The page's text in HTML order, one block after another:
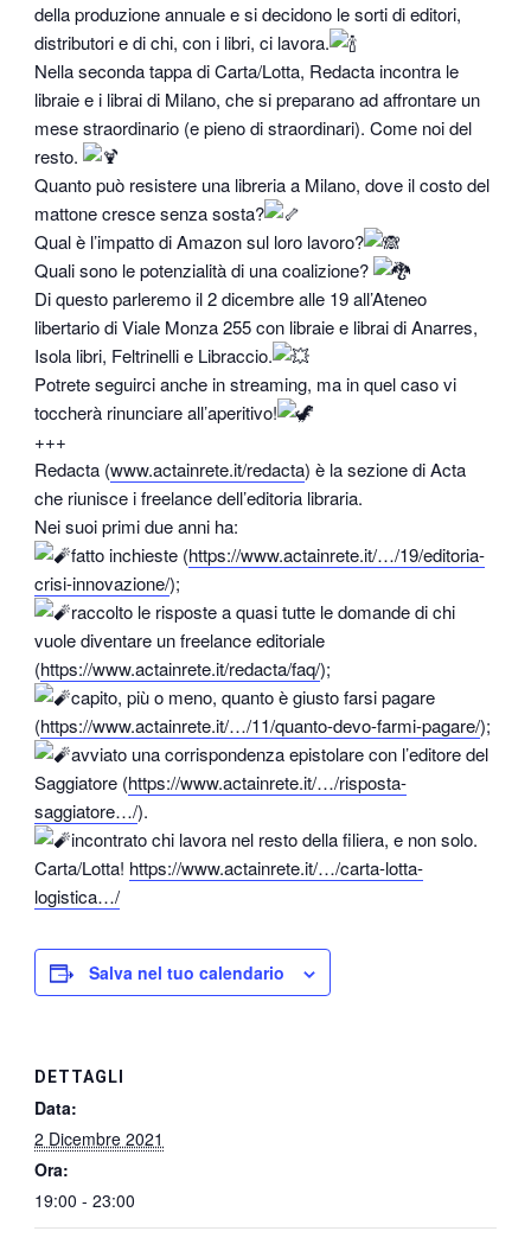
della produzione annuale e si decidono le sorti di editori,
distributori e di chi, con i libri, ci lavora.
Nella seconda tappa di Carta/Lotta, Redacta incontra le
libraie e i librai di Milano, che si preparano ad affrontare un
mese straordinario (e pieno di straordinari). Come noi del
resto.
Quanto può resistere una libreria a Milano, dove il costo del
mattone cresce senza sosta?
Qual è l’impatto di Amazon sul loro lavoro?
Quali sono le potenzialità di una coalizione?
Di questo parleremo il 2 dicembre alle 19 all’Ateneo
libertario di Viale Monza 255 con libraie e librai di Anarres,
Isola libri, Feltrinelli e Libraccio.
Potrete seguirci anche in streaming, ma in quel caso vi
toccherà rinunciare all’aperitivo!
+++
Redacta (www.actainrete.it/redacta) è la sezione di Acta
che riunisce i freelance dell’editoria libraria.
Nei suoi primi due anni ha:
fatto inchieste (https://www.actainrete.it/…/19/editoria-
crisi-innovazione/);
raccolto le risposte a quasi tutte le domande di chi
vuole diventare un freelance editoriale
(https://www.actainrete.it/redacta/faq/);
capito, più o meno, quanto è giusto farsi pagare
(https://www.actainrete.it/…/11/quanto-devo-farmi-pagare/);
avviato una corrispondenza epistolare con l’editore del
Saggiatore (https://www.actainrete.it/…/risposta-
saggiatore…/).
incontrato chi lavora nel resto della filiera, e non solo.
Carta/Lotta! https://www.actainrete.it/…/carta-lotta-
logistica…/
Salva nel tuo calendario
DETTAGLI
Data:
2 Dicembre 2021
Ora:
19:00 - 23:00